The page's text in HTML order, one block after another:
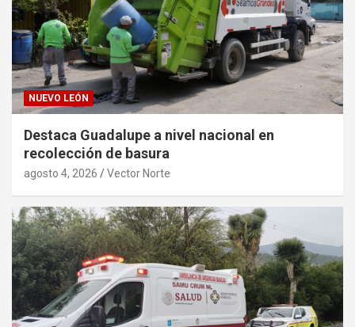
NUEVO LEÓN
Destaca Guadalupe a nivel nacional en
recolección de basura
agosto 4, 2026 Vector Norte